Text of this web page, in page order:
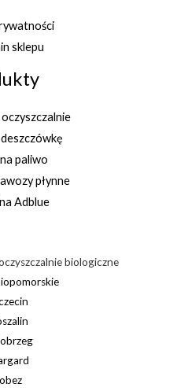
sklepu
paliwo
płynne
Adblue
biologiczne